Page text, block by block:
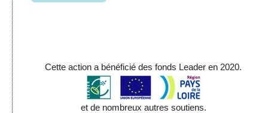
Cette action a bénéficié des fonds Leader en 2020.
et de nombreux autres soutiens.